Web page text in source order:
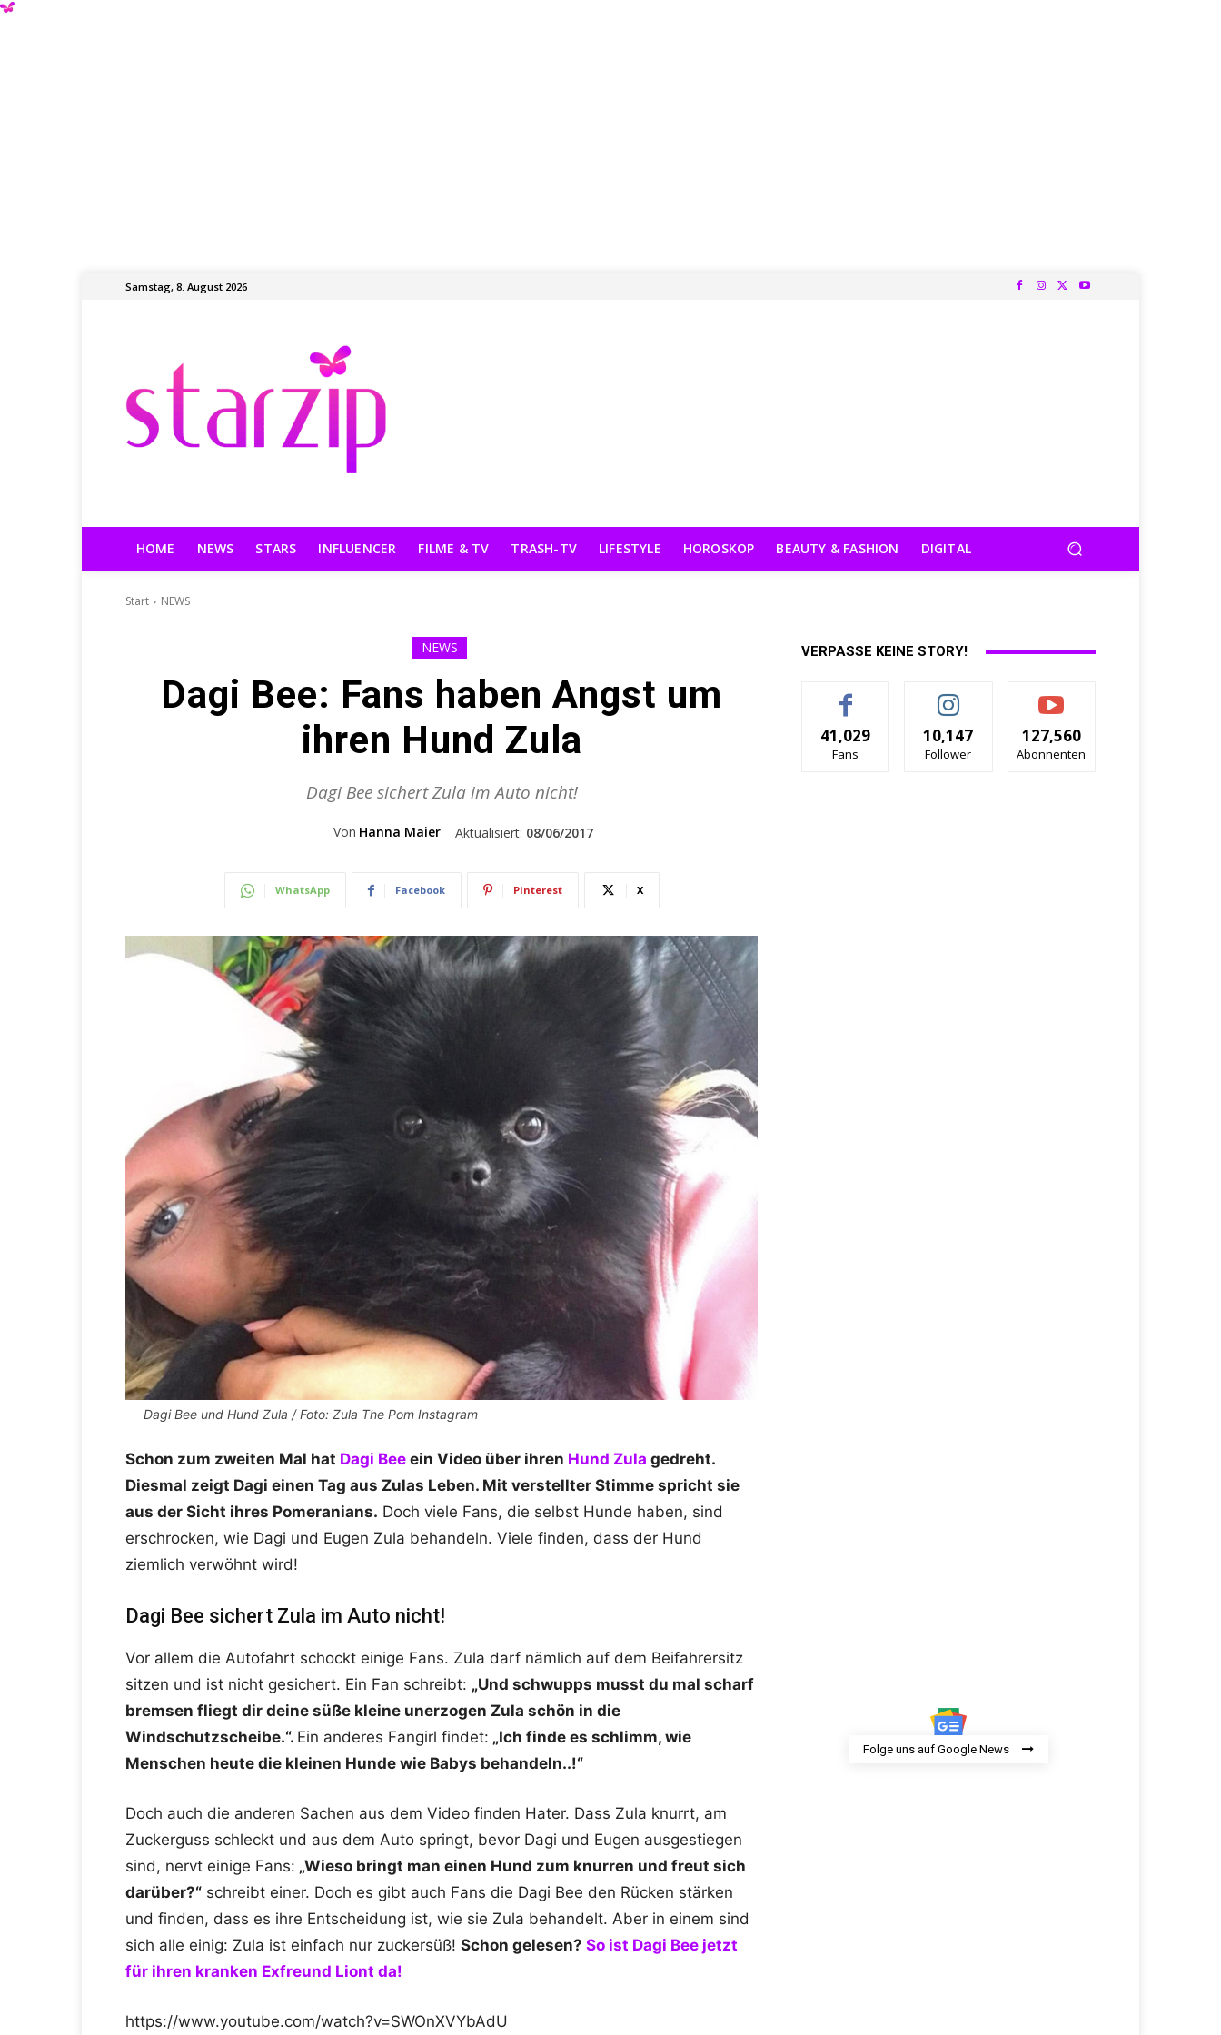
Samstag, 8. August 2026
HOME NEWS STARS INFLUENCER FILME & TV TRASH-TV LIFESTYLE HOROSKOP BEAUTY & FASHION DIGITAL
Start NEWS
NEWS
Dagi Bee: Fans haben Angst um
ihren Hund Zula
Dagi Bee sichert Zula im Auto nicht!
Von Hanna Maier Aktualisiert: 08/06/2017
WhatsApp Facebook Pinterest X
Dagi Bee und Hund Zula / Foto: Zula The Pom Instagram
Schon zum zweiten Mal hat Dagi Bee ein Video über ihren Hund Zula gedreht.
Diesmal zeigt Dagi einen Tag aus Zulas Leben. Mit verstellter Stimme spricht sie
aus der Sicht ihres Pomeranians. Doch viele Fans, die selbst Hunde haben, sind
erschrocken, wie Dagi und Eugen Zula behandeln. Viele finden, dass der Hund
ziemlich verwöhnt wird!
Dagi Bee sichert Zula im Auto nicht!
Vor allem die Autofahrt schockt einige Fans. Zula darf nämlich auf dem Beifahrersitz
sitzen und ist nicht gesichert. Ein Fan schreibt: „Und schwupps musst du mal scharf
bremsen fliegt dir deine süße kleine unerzogen Zula schön in die
Windschutzscheibe.“. Ein anderes Fangirl findet: „Ich finde es schlimm, wie
Menschen heute die kleinen Hunde wie Babys behandeln..!“
Doch auch die anderen Sachen aus dem Video finden Hater. Dass Zula knurrt, am
Zuckerguss schleckt und aus dem Auto springt, bevor Dagi und Eugen ausgestiegen
sind, nervt einige Fans: „Wieso bringt man einen Hund zum knurren und freut sich
darüber?“ schreibt einer. Doch es gibt auch Fans die Dagi Bee den Rücken stärken
und finden, dass es ihre Entscheidung ist, wie sie Zula behandelt. Aber in einem sind
sich alle einig: Zula ist einfach nur zuckersüß! Schon gelesen? So ist Dagi Bee jetzt
für ihren kranken Exfreund Liont da!
https://www.youtube.com/watch?v=SWOnXVYbAdU
VERPASSE KEINE STORY!
41,029
Fans
10,147
Follower
127,560
Abonnenten
Folge uns auf Google News